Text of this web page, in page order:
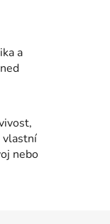
a
vlastní
nebo